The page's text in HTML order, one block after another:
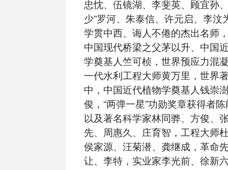
忠忱、伍镜湖、李斐英、顾宜孙
少”罗河、朱泰信、许元启、李汶
学贯中西、诲人不倦的杰出名师
中国现代桥梁之父茅以升、中国
学奠基人竺可桢，世界预应力混
一代水利工程大师黄万里，世界
中，中国近代植物学奠基人钱崇
俊，“两弹一星”功勋奖章获得者
以及著名科学家林同骅、方俊、
先、周惠久、庄育智，工程大师
侯家源、汪菊潜、龚继成，革命
让、李特，实业家李光前、徐新